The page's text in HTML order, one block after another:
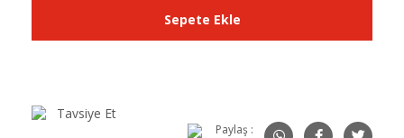
Sepete Ekle
Tavsiye Et
Paylaş :